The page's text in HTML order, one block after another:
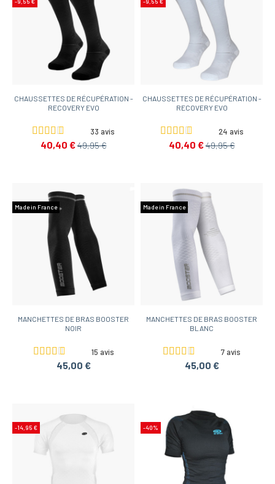
CHAUSSETTES DE RÉCUPÉRATION -
RECOVERY EVO
33 avis
40,40 €49,95 €
CHAUSSETTES DE RÉCUPÉRATION -
RECOVERY EVO
24 avis
40,40 €49,95 €
Made in France
MANCHETTES DE BRAS BOOSTER
NOIR
15 avis
45,00 €
Made in France
MANCHETTES DE BRAS BOOSTER
BLANC
7 avis
45,00 €
-14,95 € -40%